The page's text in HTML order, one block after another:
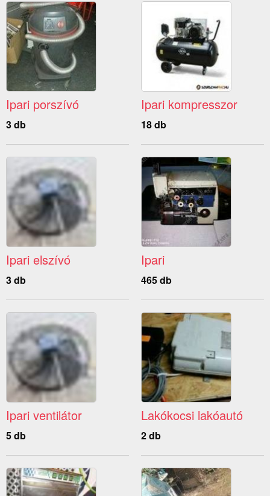
Ipari porszívó
3 db
Ipari kompresszor
18 db
Ipari elszívó
3 db
Ipari
465 db
Ipari ventilátor
5 db
Lakókocsi lakóautó
2 db